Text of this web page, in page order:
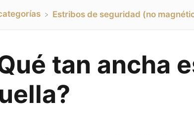
​Estribos de seguridad (no
tan ancha